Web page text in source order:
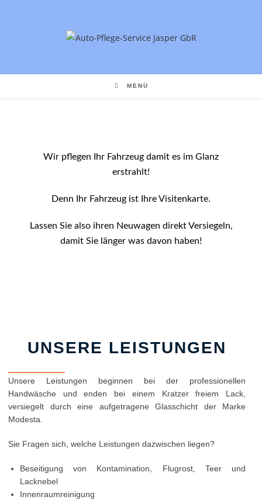
MENÜ
Wir pflegen Ihr Fahrzeug damit es im Glanz
erstrahlt!
Denn Ihr Fahrzeug ist Ihre Visitenkarte.
Lassen Sie also ihren Neuwagen direkt Versiegeln,
damit Sie länger was davon haben!
UNSERE LEISTUNGEN
Unsere Leistungen beginnen bei der professionellen
Handwäsche und enden bei einem Kratzer freiem Lack,
versiegelt durch eine aufgetragene Glasschicht der Marke
Modesta.
Sie Fragen sich, welche Leistungen dazwischen liegen?
Beseitigung von Kontamination, Flugrost, Teer und
Lacknebel
Innenraumreinigung